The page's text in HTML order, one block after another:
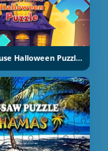
Witchs House Halloween Puzzles